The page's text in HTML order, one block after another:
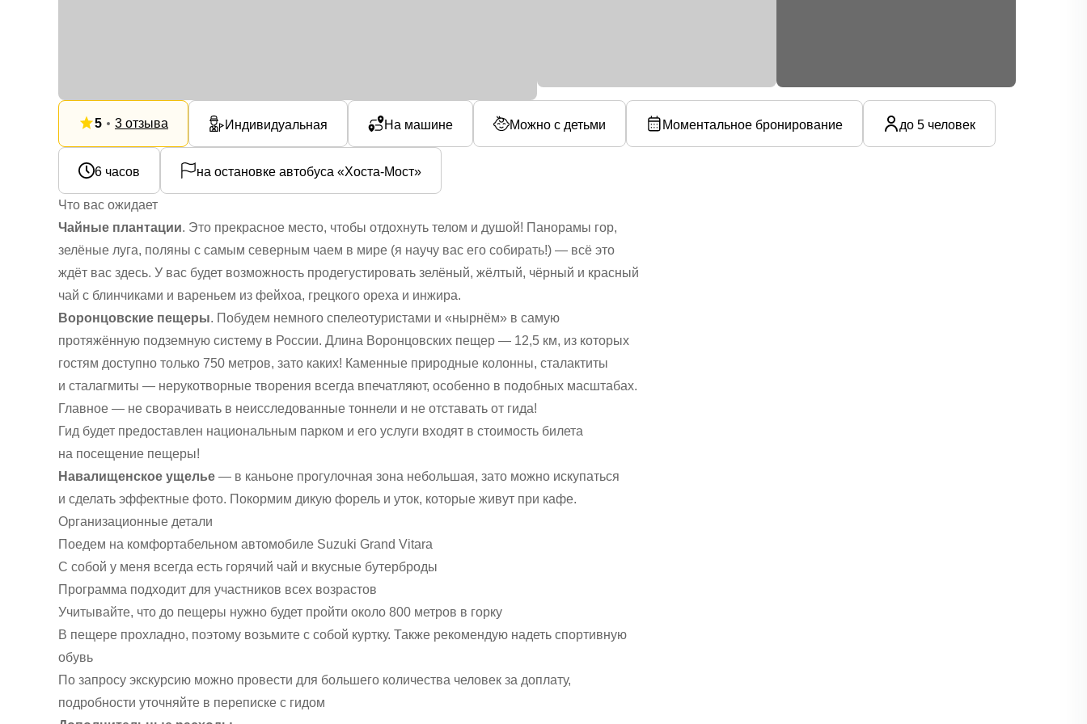
5 3 отзыва Индивидуальная На машине Можно с детьми Моментальное бронирование до 5 человек
6 часов на остановке автобуса «Хоста-Мост»
Что вас ожидает
Чайные плантации. Это прекрасное место, чтобы отдохнуть телом и душой! Панорамы гор,
зелёные луга, поляны с самым северным чаем в мире (я научу вас его собирать!) — всё это
ждёт вас здесь. У вас будет возможность продегустировать зелёный, жёлтый, чёрный и красный
чай с блинчиками и вареньем из фейхоа, грецкого ореха и инжира.
Воронцовские пещеры. Побудем немного спелеотуристами и «нырнём» в самую
протяжённую подземную систему в России. Длина Воронцовских пещер — 12,5 км, из которых
гостям доступно только 750 метров, зато каких! Каменные природные колонны, сталактиты
и сталагмиты — нерукотворные творения всегда впечатляют, особенно в подобных масштабах.
Главное — не сворачивать в неисследованные тоннели и не отставать от гида!
Гид будет предоставлен национальным парком и его услуги входят в стоимость билета
на посещение пещеры!
Навалищенское ущелье — в каньоне прогулочная зона небольшая, зато можно искупаться
и сделать эффектные фото. Покормим дикую форель и уток, которые живут при кафе.
Организационные детали
Поедем на комфортабельном автомобиле Suzuki Grand Vitara
С собой у меня всегда есть горячий чай и вкусные бутерброды
Программа подходит для участников всех возрастов
Учитывайте, что до пещеры нужно будет пройти около 800 метров в горку
В пещере прохладно, поэтому возьмите с собой куртку. Также рекомендую надеть спортивную
обувь
По запросу экскурсию можно провести для большего количества человек за доплату,
подробности уточняйте в переписке с гидом